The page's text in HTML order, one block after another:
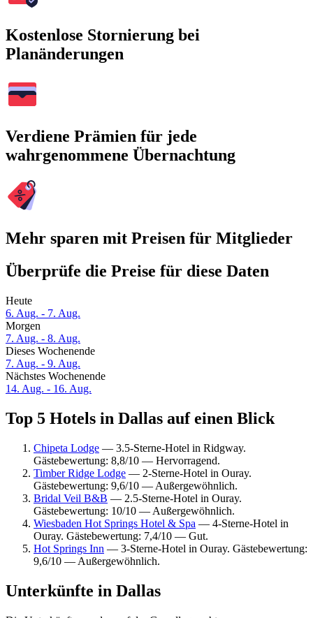
Kostenlose Stornierung bei
Planänderungen
Verdiene Prämien für jede
wahrgenommene Übernachtung
Mehr sparen mit Preisen für Mitglieder
Überprüfe die Preise für diese Daten
Heute
6. Aug. - 7. Aug.
Morgen
7. Aug. - 8. Aug.
Dieses Wochenende
7. Aug. - 9. Aug.
Nächstes Wochenende
14. Aug. - 16. Aug.
Top 5 Hotels in Dallas auf einen Blick
Chipeta Lodge — 3.5-Sterne-Hotel in Ridgway.
Gästebewertung: 8,8/10 — Hervorragend.
Timber Ridge Lodge — 2-Sterne-Hotel in Ouray.
Gästebewertung: 9,6/10 — Außergewöhnlich.
Bridal Veil B&B — 2.5-Sterne-Hotel in Ouray.
Gästebewertung: 10/10 — Außergewöhnlich.
Wiesbaden Hot Springs Hotel & Spa — 4-Sterne-Hotel in
Ouray. Gästebewertung: 7,4/10 — Gut.
Hot Springs Inn — 3-Sterne-Hotel in Ouray. Gästebewertung:
9,6/10 — Außergewöhnlich.
Unterkünfte in Dallas